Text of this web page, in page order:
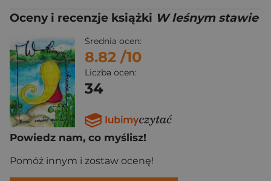
Oceny i recenzje książki W leśnym stawie
Średnia ocen:
8.82 /10
Liczba ocen:
34
Powiedz nam, co myślisz!
Pomóż innym i zostaw ocenę!